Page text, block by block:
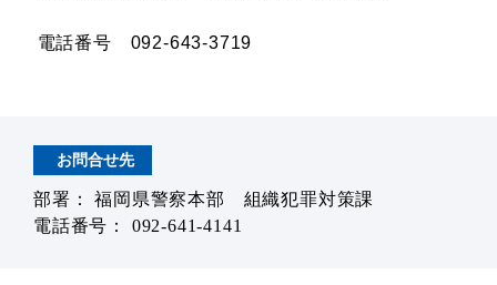
電話番号 092-643-3719
お問合せ先
部署： 福岡県警察本部 組織犯罪対策課
電話番号： 092-641-4141